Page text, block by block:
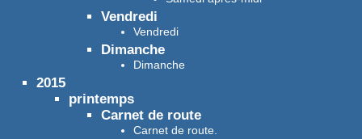
Vendredi
Vendredi
Dimanche
Dimanche
2015
printemps
Carnet de route
Carnet de route.